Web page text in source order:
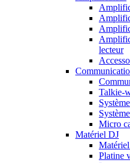
lecteur
Talkie-
Micro
Matériel DJ
Platine